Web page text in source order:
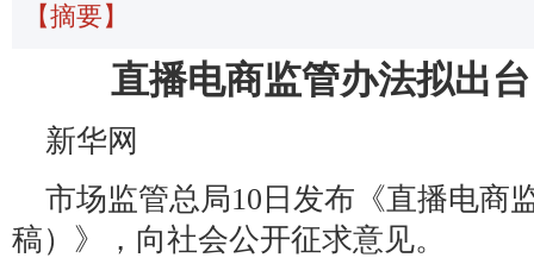
【摘要】
直播电商监管办法拟出
新华网
市场监管总局10日发布《直播电商
稿）》，向社会公开征求意见。